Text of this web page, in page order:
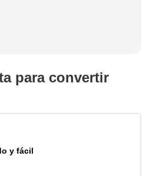
para convertir
y fácil